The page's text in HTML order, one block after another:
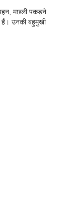
मछली पकड़ने
हैं। उनकी बहुमुखी